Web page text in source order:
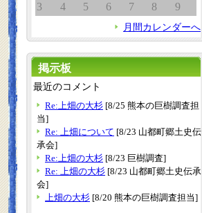
3
4 5 6 7 8 9
月間カレンダーへ
掲示板
最近のコメント
Re:上畑の大杉 [8/25 熊本の巨樹調査担
当]
Re: 上畑について [8/23 山都町郷土史伝
承会]
Re:上畑の大杉 [8/23 巨樹調査]
Re: 上畑の大杉 [8/23 山都町郷土史伝承
会]
上畑の大杉 [8/20 熊本の巨樹調査担当]